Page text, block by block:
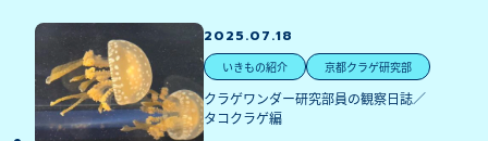
2025.07.18
いきもの紹介 京都クラゲ研究部
クラゲワンダー研究部員の観察日誌／
タコクラゲ編